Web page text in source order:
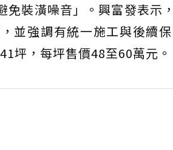
免裝潢噪音」。興富發表示
並強調有統一施工與後續
坪，每坪售價48至60萬元。